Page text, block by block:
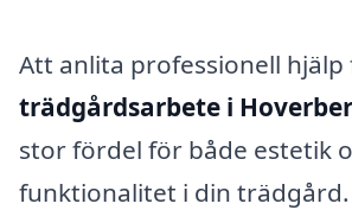
Att anlita professionell hjälp
trädgårdsarbete i
stor fördel för både estetik
funktionalitet i din